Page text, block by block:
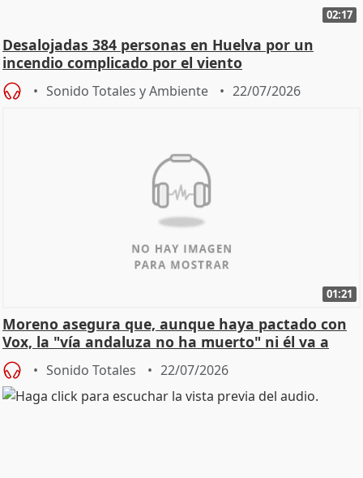
02:17
Desalojadas 384 personas en Huelva por un
incendio complicado por el viento
Sonido Totales y Ambiente 22/07/2026
01:21
Moreno asegura que, aunque haya pactado con
Vox, la "vía andaluza no ha muerto" ni él va a
"cambiar"
Sonido Totales 22/07/2026